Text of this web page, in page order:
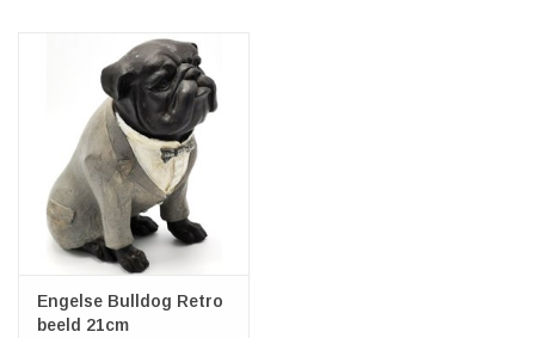
Engelse Bulldog Retro
beeld 21cm